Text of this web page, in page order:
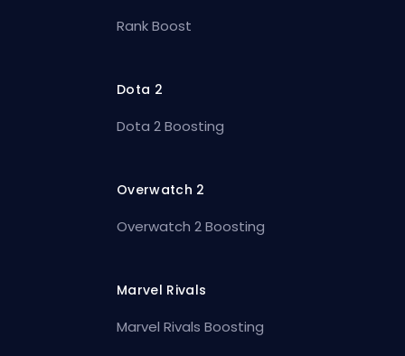
Rank Boost
Dota 2
Dota 2 Boosting
Overwatch 2
Overwatch 2 Boosting
Marvel Rivals
Marvel Rivals Boosting